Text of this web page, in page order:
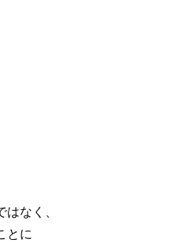
なく、
とに